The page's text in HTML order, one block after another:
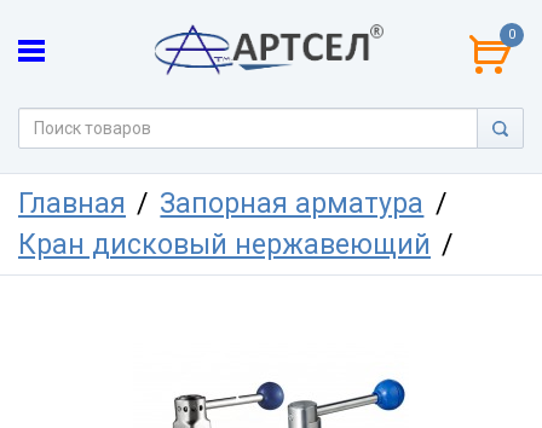
0
Главная
Запорная арматура
Кран дисковый нержавеющий